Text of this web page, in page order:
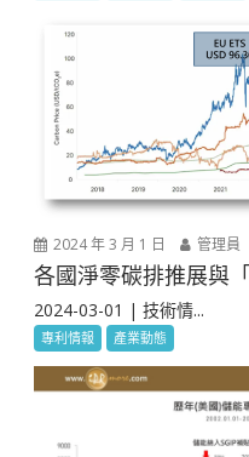
2024 年 3 月 1 日 管理員
各國淨零碳排推展與
2024-03-01 | 技術情...
專利情報 產業動態